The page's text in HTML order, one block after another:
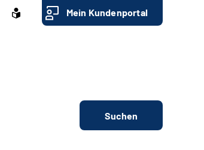
Mein Kundenportal
Suchen